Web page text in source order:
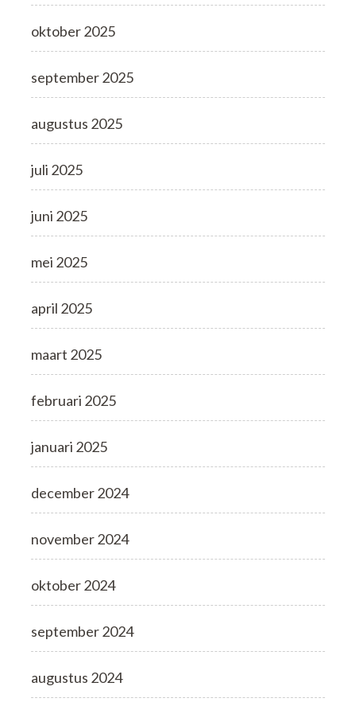
oktober 2025
september 2025
augustus 2025
juli 2025
juni 2025
mei 2025
april 2025
maart 2025
februari 2025
januari 2025
december 2024
november 2024
oktober 2024
september 2024
augustus 2024